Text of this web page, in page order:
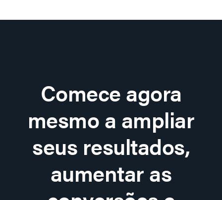
Comece agora
mesmo a ampliar
seus resultados,
aumentar as